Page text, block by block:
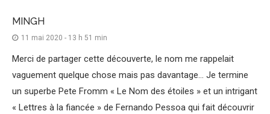
MINGH
11 mai 2020 - 13 h 51 min
Merci de partager cette découverte, le nom me rappelait
vaguement quelque chose mais pas davantage… Je termine
un superbe Pete Fromm « Le Nom des étoiles » et un intrigant
« Lettres à la fiancée » de Fernando Pessoa qui fait découvrir